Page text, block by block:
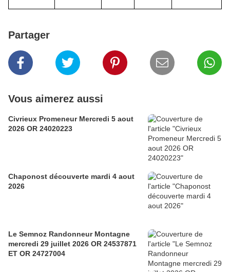
Partager
Vous aimerez aussi
Civrieux Promeneur Mercredi 5 aout
2026 OR 24020223
Chaponost découverte mardi 4 aout
2026
Le Semnoz Randonneur Montagne
mercredi 29 juillet 2026 OR 24537871
ET OR 24727004